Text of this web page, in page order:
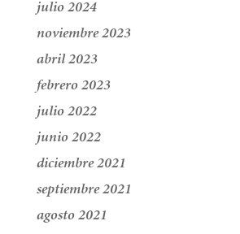
julio 2024
noviembre 2023
abril 2023
febrero 2023
julio 2022
junio 2022
diciembre 2021
septiembre 2021
agosto 2021